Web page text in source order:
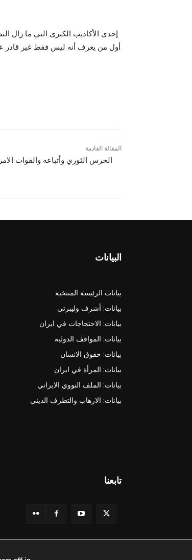
إحدى الأكاذيب الكبرى التي ما زال
أول من يعرف أنه ليس فقط غير قادر
المقالة القادمة
الحرس الثوري وأتباعه والقوات
البيانات
بيانات الرئيسة المنتخبة
بيانات: أشرف وليبرتي
بيانات: الاحتجاجات في ايران
بيانات: المواقف الدولية
بيانات: حقوق الانسان
بيانات: المرأة في ايران
بيانات: الملف النووي الايراني
بيانات: الارهاب والتطرف الديني
تابعنا